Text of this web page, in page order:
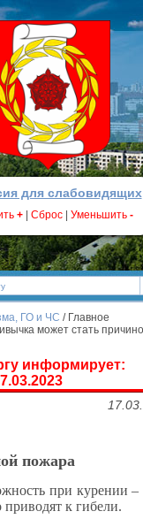
для слабовидящих
+ Сброс Уменьшить -
ГО и ЧС / Главное
может стать
информирует:
пожара
при курении –
к гибели.